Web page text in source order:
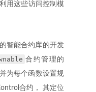
用这些访问控制模
智能合约库的开发
合约管理的
为每个函数设置规
合约， 其定位